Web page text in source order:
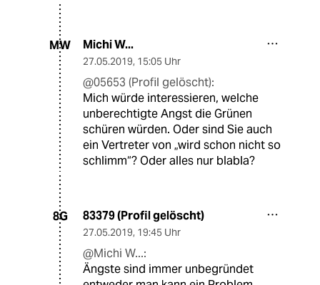
MW Michi W...
27.05.2019, 15:05 Uhr
@05653 (Profil gelöscht):
Mich würde interessieren, welche
unberechtigte Angst die Grünen
schüren würden. Oder sind Sie auch
ein Vertreter von „wird schon nicht so
schlimm“? Oder alles nur blabla?
8G 83379 (Profil gelöscht)
27.05.2019, 19:45 Uhr
@Michi W...:
Ängste sind immer unbegründet